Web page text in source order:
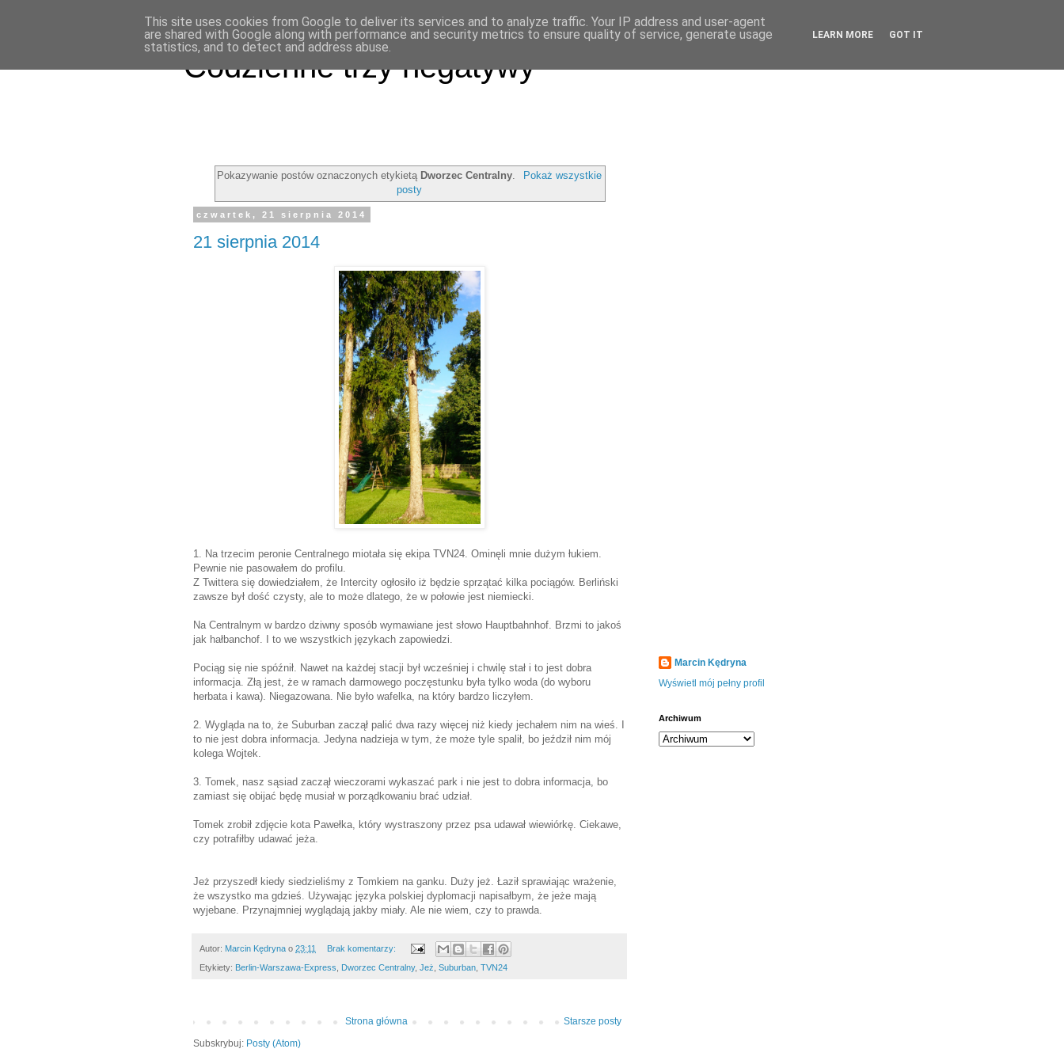
Codzienne trzy negatywy
Pokazywanie postów oznaczonych etykietą Dworzec Centralny
Pokaż wszystkie
posty
czwartek, 21 sierpnia 2014
21 sierpnia 2014
1. Na trzecim peronie Centralnego miotała się ekipa TVN24. Ominęli mnie dużym łukiem.
Pewnie nie pasowałem do profilu.
Z Twittera się dowiedziałem, że Intercity ogłosiło iż będzie sprzątać kilka pociągów. Berliński
zawsze był dość czysty, ale to może dlatego, że w połowie jest niemiecki.
Na Centralnym w bardzo dziwny sposób wymawiane jest słowo Hauptbahnhof. Brzmi to jakoś
jak hałbanchof. I to we wszystkich językach zapowiedzi.
Pociąg się nie spóźnił. Nawet na każdej stacji był wcześniej i chwilę stał i to jest dobra
informacja. Złą jest, że w ramach darmowego poczęstunku była tylko woda (do wyboru
herbata i kawa). Niegazowana. Nie było wafelka, na który bardzo liczyłem.
2. Wygląda na to, że Suburban zaczął palić dwa razy więcej niż kiedy jechałem nim na wieś. I
to nie jest dobra informacja. Jedyna nadzieja w tym, że może tyle spalił, bo jeździł nim mój
kolega Wojtek.
3. Tomek, nasz sąsiad zaczął wieczorami wykaszać park i nie jest to dobra informacja, bo
zamiast się obijać będę musiał w porządkowaniu brać udział.
Tomek zrobił zdjęcie kota Pawełka, który wystraszony przez psa udawał wiewiórkę. Ciekawe,
czy potrafiłby udawać jeża.
Jeż przyszedł kiedy siedzieliśmy z Tomkiem na ganku. Duży jeż. Łaził sprawiając wrażenie,
że wszystko ma gdzieś. Używając języka polskiej dyplomacji napisałbym, że jeże mają
wyjebane. Przynajmniej wyglądają jakby miały. Ale nie wiem, czy to prawda.
Autor: Marcin Kędryna o 23:11 Brak komentarzy:
Etykiety: Berlin-Warszawa-Express Dworzec Centralny, Jeż Suburban TVN24
Starsze posty
Strona główna
Subskrybuj: Posty (Atom)
Marcin Kędryna
Wyświetl mój pełny profil
Archiwum
This site uses cookies from Google to deliver its services and to analyze traffic. Your IP address and user-agent
are shared with Google along with performance and security metrics to ensure quality of service, generate usage
statistics, and to detect and address abuse.
LEARN MORE GOT IT